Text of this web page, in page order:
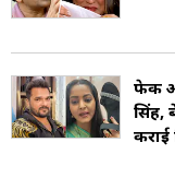
फेक
सिंह,